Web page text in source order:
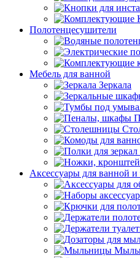
Полотенцесушители
Мебель для ванной
Зеркала
Аксессуары для ванной и